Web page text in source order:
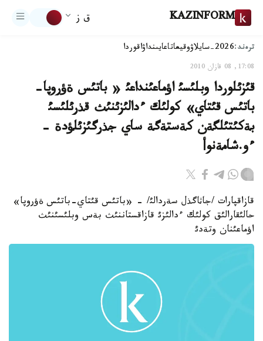
KAZINFORM ق ز
ترەند:2026-سايلاۋ وقيعاتاعايىنداۋاقوردا
17:08, 08 قازان 2010
قئزئلوردا وبلئسئ اؤماعئنداعئ « باتئس ةؤروپا-
باتئس قئتاي» كولئك ءدالئزئنئث قذرئلئسئ
بةكئتئلگةن كةستةگة ساي جذرگئزئلؤدة -
ءو.شامةنوأ
قازاقپارات /جاثاگذل سةردالئ/ - «باتئس قئتاي-باتئس ةؤروپا»
حالئقارالئق كولئك ءدالئزئ قازاقستاننئث بةس وبلئسئنئث
اؤماعئنان وتةدئ